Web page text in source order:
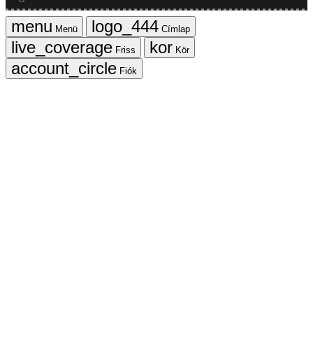
Menü
Címlap
Friss
Kör
Fiók